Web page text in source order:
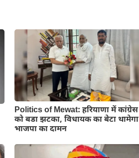
Politics of Mewat: हरियाणा में कांग्रेस
को बडा झटका, विधायक का बेटा थामेगा
भाजपा का दामन